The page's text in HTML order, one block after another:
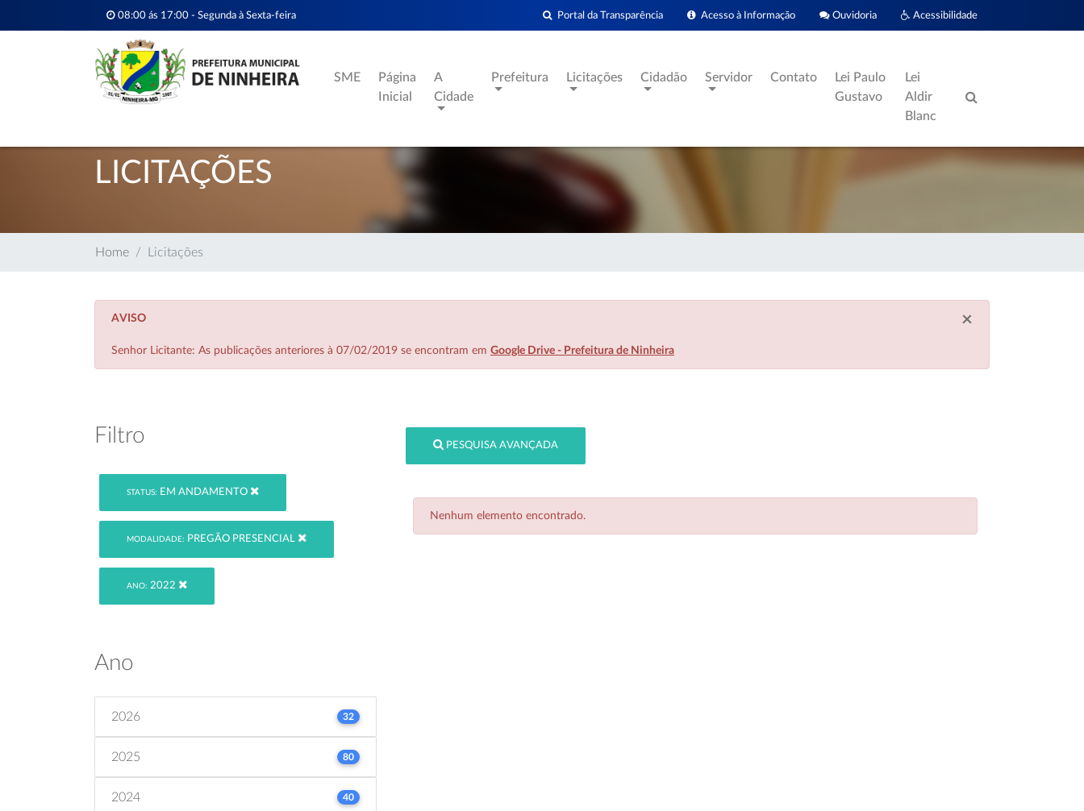
08:00 ás 17:00 - Segunda à Sexta-feira Acessibilidade
Ouvidoria
Acesso à Informação
Portal da Transparência
SME
Página
Inicial
A
Cidade
Prefeitura Licitações Cidadão Servidor Contato
Lei Paulo
Gustavo
Lei
Aldir
Blanc
LICITAÇÕES
Home Licitações
×
AVISO
Senhor Licitante: As publicações anteriores à 07/02/2019 se encontram em Google Drive - Prefeitura de Ninheira
Filtro
STATUS: EM ANDAMENTO
MODALIDADE: PREGÃO PRESENCIAL
ANO: 2022
Ano
2026 32
2025 80
2024 40
PESQUISA AVANÇADA
Nenhum elemento encontrado.